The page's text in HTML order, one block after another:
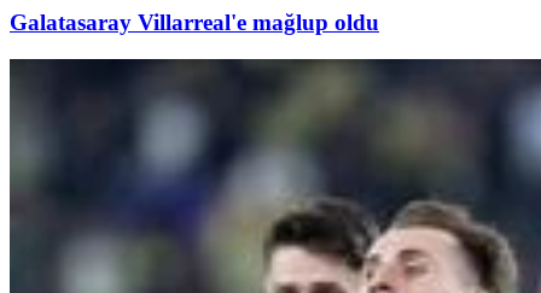
Galatasaray Villarreal'e mağlup oldu